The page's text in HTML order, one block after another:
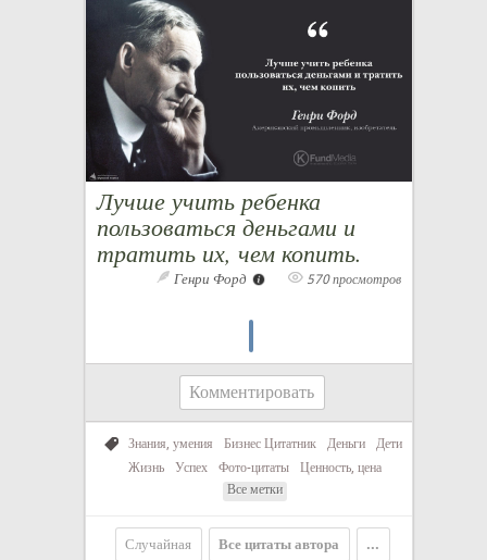
Лучше учить ребенка
пользоваться деньгами и
тратить их, чем копить.
Генри Форд 570 просмотров
Комментировать
Знания, умения Бизнес Цитатник Деньги
Дети
Жизнь
Успех Фото-цитаты
Ценность, цена
Все метки
Случайная Все цитаты автора ...